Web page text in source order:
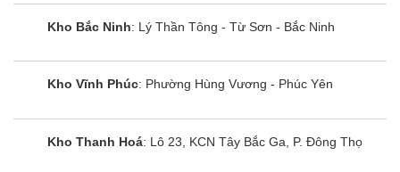
Kho Bắc Ninh: Lý Thần Tông - Từ Sơn - Bắc Ninh
Kho Vĩnh Phúc: Phường Hùng Vương - Phúc Yên
Kho Thanh Hoá: Lô 23, KCN Tây Bắc Ga, P. Đông Thọ